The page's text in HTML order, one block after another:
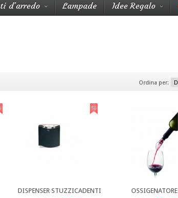
d'arredo Lampade Idee Regalo
Ordina per:
DISPENSER STUZZICADENTI OSSIGENATORE